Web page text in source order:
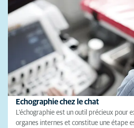
Echographie chez le chat
L'échographie est un outil précieux pour
organes internes et constitue une étape